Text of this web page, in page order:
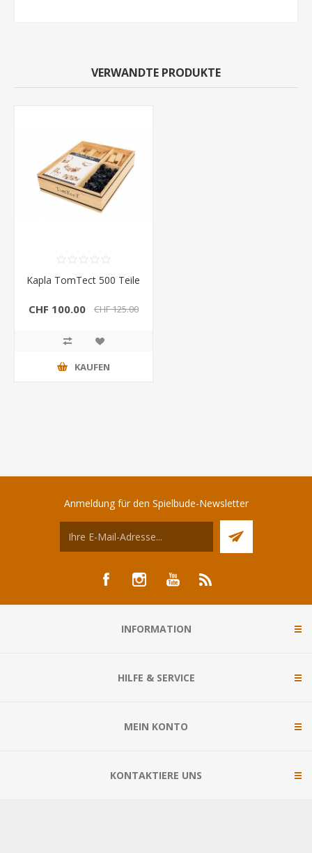
VERWANDTE PRODUKTE
Kapla TomTect 500 Teile
CHF 100.00 CHF 125.00
KAUFEN
Anmeldung für den Spielbude-Newsletter
INFORMATION
HILFE & SERVICE
MEIN KONTO
KONTAKTIERE UNS